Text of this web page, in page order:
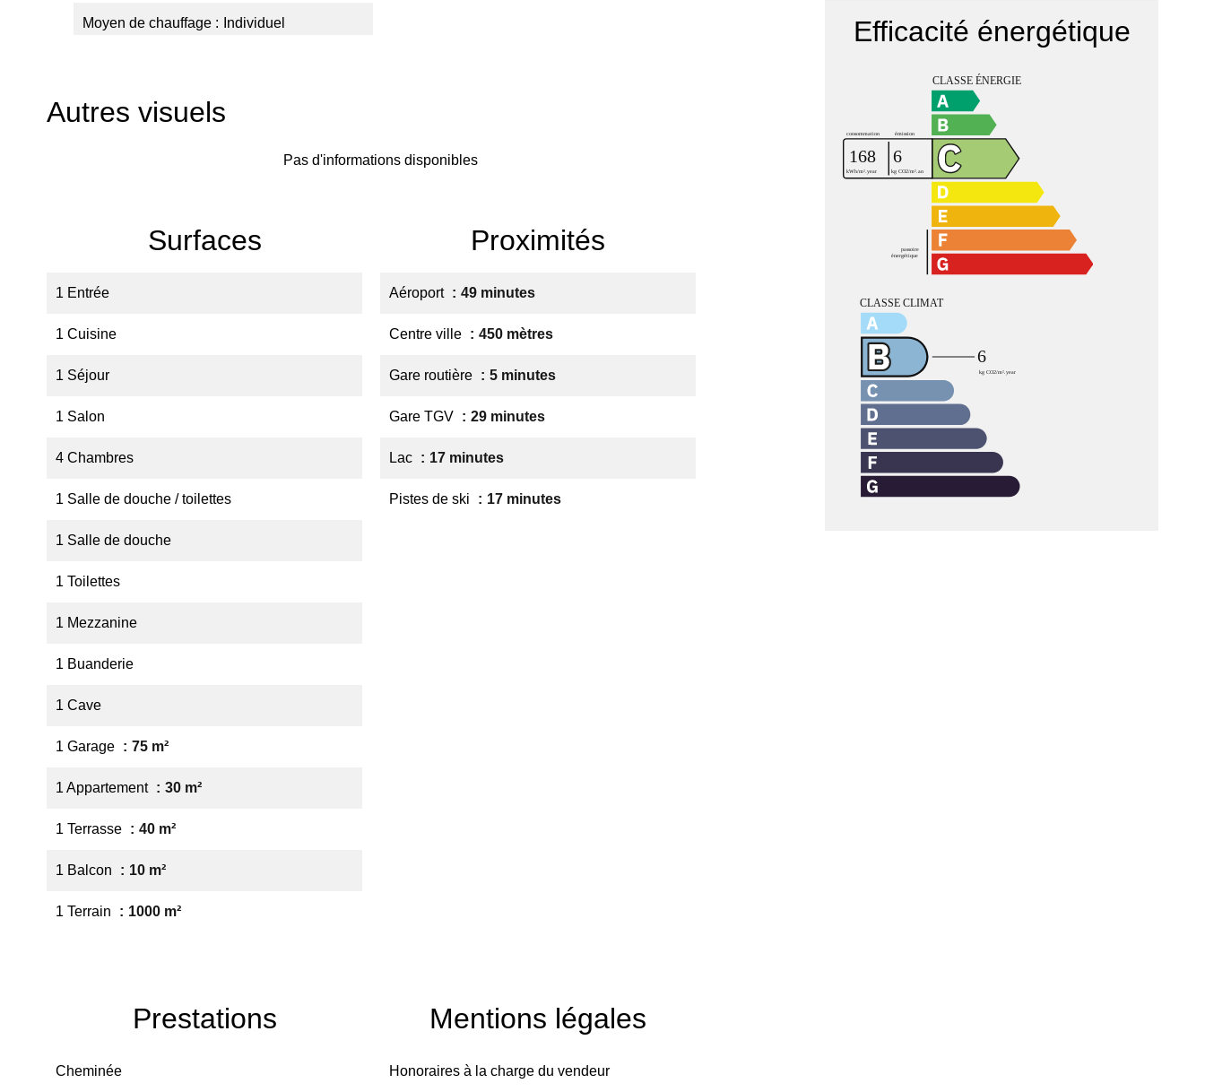
Moyen de chauffage Individuel
Autres visuels
Pas d'informations disponibles
Surfaces
1 Entrée
1 Cuisine
1 Séjour
1 Salon
4 Chambres
1 Salle de douche / toilettes
1 Salle de douche
1 Toilettes
1 Mezzanine
1 Buanderie
1 Cave
1 Garage 75 m²
1 Appartement 30 m²
1 Terrasse 40 m²
1 Balcon 10 m²
1 Terrain 1000 m²
Proximités
Aéroport 49 minutes
Centre ville 450 mètres
Gare routière 5 minutes
Gare TGV 29 minutes
Lac 17 minutes
Pistes de ski 17 minutes
Prestations
Cheminée
Mentions légales
Honoraires à la charge du vendeur
Efficacité énergétique